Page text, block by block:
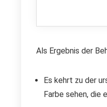
Als Ergebnis der
Es kehrt zu der
Farbe sehen, die